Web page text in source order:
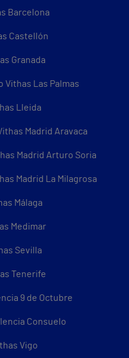
Barcelona
Castellón
Granada
Vithas Las Palmas
Lleida
Madrid Aravaca
Madrid Arturo Soria
Madrid La Milagrosa
Málaga
Medimar
Sevilla
Tenerife
9 de Octubre
Consuelo
Vigo